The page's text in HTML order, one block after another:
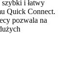
szybki i łatwy
Quick Connect.
pozwala na